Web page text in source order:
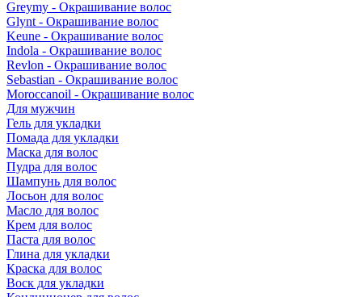
Greymy - Окрашивание волос
Glynt - Окрашивание волос
Keune - Окрашивание волос
Indola - Окрашивание волос
Revlon - Окрашивание волос
Sebastian - Окрашивание волос
Moroccanoil - Окрашивание волос
Для мужчин
Гель для укладки
Помада для укладки
Маска для волос
Пудра для волос
Шампунь для волос
Лосьон для волос
Масло для волос
Крем для волос
Паста для волос
Глина для укладки
Краска для волос
Воск для укладки